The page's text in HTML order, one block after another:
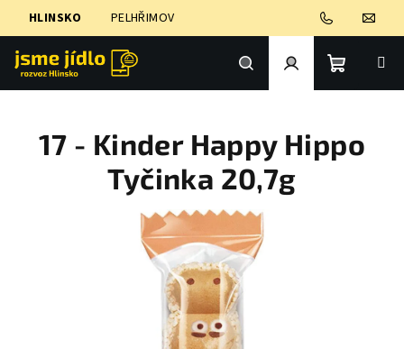
HLINSKO PELHŘIMOV
Hledat PřihlášeníNákupní
košík
17 - Kinder Happy Hippo
Tyčinka 20,7g